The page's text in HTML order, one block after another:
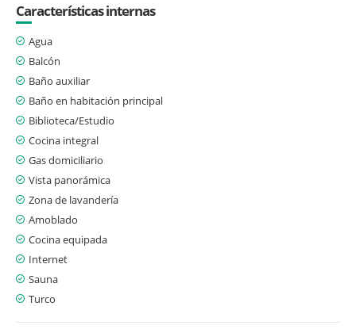
Características internas
Agua
Balcón
Baño auxiliar
Baño en habitación principal
Biblioteca/Estudio
Cocina integral
Gas domiciliario
Vista panorámica
Zona de lavandería
Amoblado
Cocina equipada
Internet
Sauna
Turco